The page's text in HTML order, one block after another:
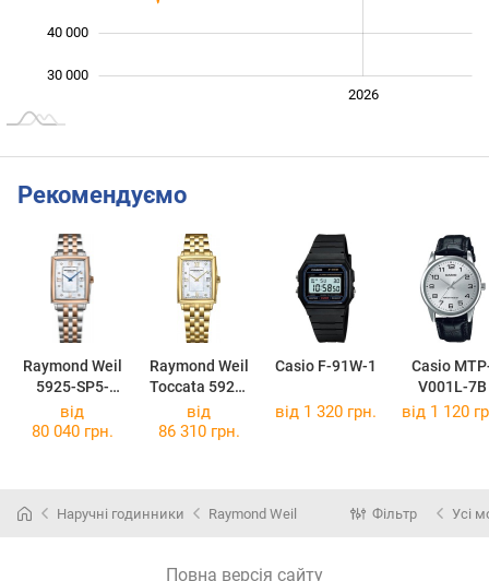
30 000
40 000
2026
Рекомендуємо
Raymond Weil
5925-SP5-
00995
Raymond Weil
Toccata 5925-
P-00995
Casio F-91W-1
Casio
V001L-7B
від
80 040 грн.
від
86 310 грн.
від 1 320 грн. від 1 120
Наручні годинники Raymond Weil Фільтр Усі
Повна версія сайту